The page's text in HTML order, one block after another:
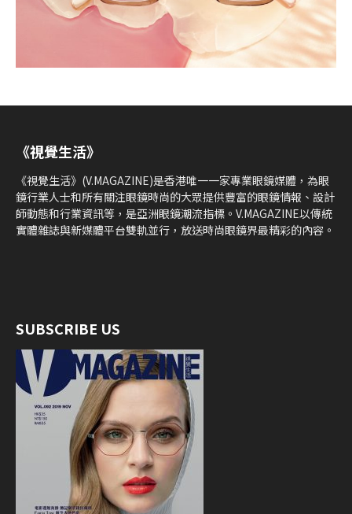
《視覺生活》
《視覺生活》(V.MAGAZINE)是香港唯一一家專業眼鏡媒體，為眼
鏡行業人士和所有關注眼鏡時尚的大眾提供豐富的眼鏡情報、設計
師動態和行業資訊等，是亞洲眼鏡潮流指標。V.MAGAZINE以傳統
實體雜誌與新媒體平台雙軌並行，放送時尚眼鏡界最精彩的內容。
SUBSCRIBE US